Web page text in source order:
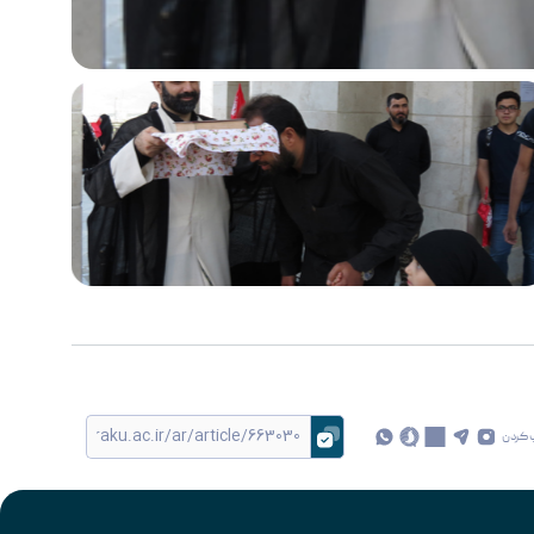
کردن